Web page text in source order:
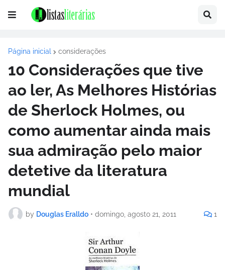
Página inicial considerações
10 Considerações que tive
ao ler, As Melhores Histórias
de Sherlock Holmes, ou
como aumentar ainda mais
sua admiração pelo maior
detetive da literatura
mundial
by Douglas Eralldo • domingo, agosto 21, 2011 1